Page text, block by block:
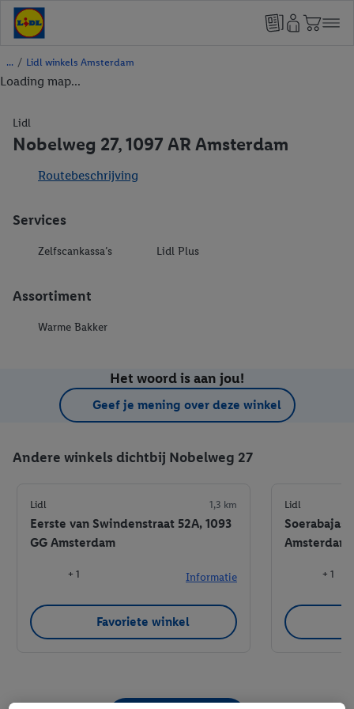
/ Lidl winkels Amsterdam
Loading map...
Lidl
Nobelweg 27, 1097 AR Amsterdam
Routebeschrijving
Services
Zelfscankassa’s Lidl Plus
Assortiment
Warme Bakker
Het woord is aan jou!
Geef je mening over deze winkel
Andere winkels dichtbij Nobelweg 27
Lidl 1,3 km
Eerste van Swindenstraat 52A, 1093
GG Amsterdam
+ 1 Informatie
Favoriete winkel
Lidl
Amsterdam
+ 1